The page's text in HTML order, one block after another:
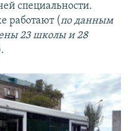
специальности.
работают (по данным
23 школы и 28